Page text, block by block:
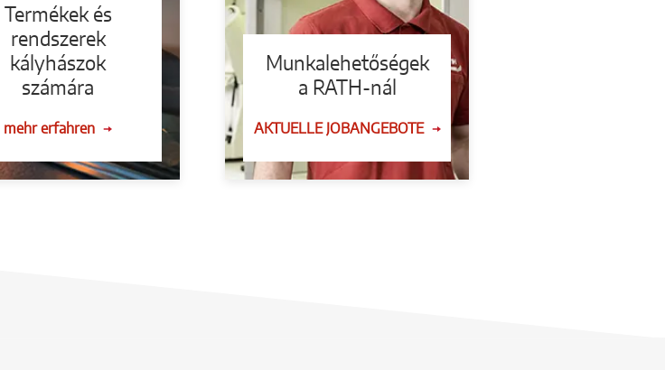
Termékek és
rendszerek
kályhászok
számára
mehr erfahren
Munkalehetőségek
a RATH-nál
AKTUELLE JOBANGEBOTE